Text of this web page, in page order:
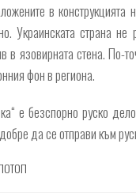
в конструкцията
Украинската страна не
язовирната стена. По-
фон в региона.
е безспорно руско
да се отправи към